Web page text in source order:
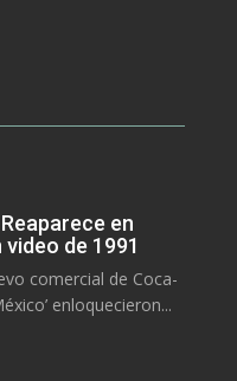
en
de 1991
comercial de Coca-
enloquecieron...